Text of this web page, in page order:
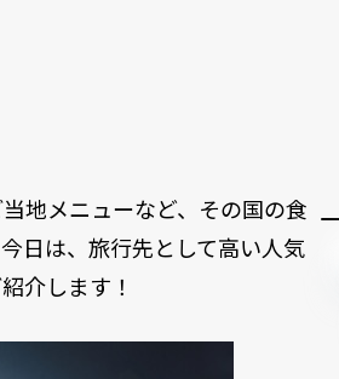
地メニューなど、その国の食
日は、旅行先として高い人気
介します！